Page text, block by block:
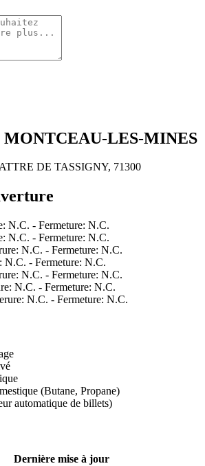
MONTCEAU-LES-MINES
DE TASSIGNY, 71300
N.C. - Fermeture: N.C.
N.C. - Fermeture: N.C.
N.C. - Fermeture: N.C.
N.C. - Fermeture: N.C.
N.C. - Fermeture: N.C.
N.C. - Fermeture: N.C.
N.C. - Fermeture: N.C.
(Butane, Propane)
automatique de billets)
Dernière mise à jour